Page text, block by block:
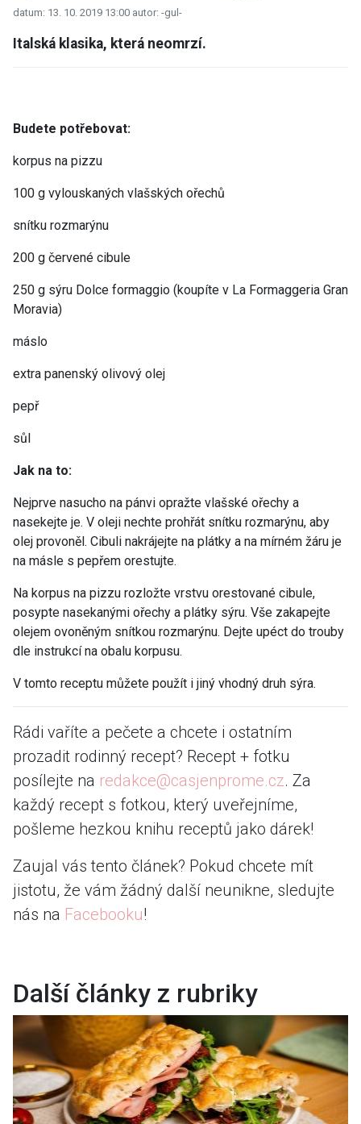
datum: 13. 10. 2019 13:00 autor: -gul-
Italská klasika, která neomrzí.
Budete potřebovat:
korpus na pizzu
100 g vylouskaných vlašských ořechů
snítku rozmarýnu
200 g červené cibule
250 g sýru Dolce formaggio (koupíte v La Formaggeria Gran
Moravia)
máslo
extra panenský olivový olej
pepř
sůl
Jak na to:
Nejprve nasucho na pánvi opražte vlašské ořechy a
nasekejte je. V oleji nechte prohřát snítku rozmarýnu, aby
olej provoněl. Cibuli nakrájejte na plátky a na mírném žáru je
na másle s pepřem orestujte.
Na korpus na pizzu rozložte vrstvu orestované cibule,
posypte nasekanými ořechy a plátky sýru. Vše zakapejte
olejem ovoněným snítkou rozmarýnu. Dejte upéct do trouby
dle instrukcí na obalu korpusu.
V tomto receptu můžete použít i jiný vhodný druh sýra.
Rádi vaříte a pečete a chcete i ostatním
prozadit rodinný recept? Recept + fotku
posílejte na redakce@casjenprome.cz. Za
každý recept s fotkou, který uveřejníme,
pošleme hezkou knihu receptů jako dárek!
Zaujal vás tento článek? Pokud chcete mít
jistotu, že vám žádný další neunikne, sledujte
nás na Facebooku!
Další články z rubriky